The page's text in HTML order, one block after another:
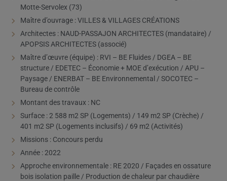
Motte-Servolex (73)
Maître d’ouvrage : VILLES & VILLAGES CRÉATIONS
Architectes : NAUD-PASSAJON ARCHITECTES (mandataire) /
APOPSIS ARCHITECTES (associé)
Maître d’œuvre (équipe) : RVI – BE Fluides / DGEA – BE
structure / EDETEC – Économie + MOE d’exécution / APU –
Paysage / ENERBAT – BE Environnemental / SOCOTEC –
Bureau de contrôle
Montant des travaux : NC
Surface : 2 588 m2 SP (Logements) / 149 m2 SP (Crèche) /
401 m2 SP (Logements inclusifs) / 69 m2 (Activités)
Missions : Concours perdu
Année : 2022
Approche environnementale : RE 2020 / Façades en ossature
bois isolation paille / Production de chaleur par chaudière